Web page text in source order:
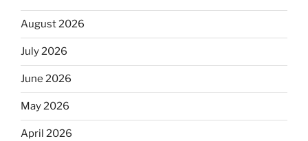
August 2026
July 2026
June 2026
May 2026
April 2026